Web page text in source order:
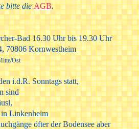
bitte die AGB.
Bad 16.30 Uhr bis 19.30 Uhr
70806 Kornwestheim
Ost
i.d.R. Sonntags statt,
sind
in Linkenheim
öfter der Bodensee aber